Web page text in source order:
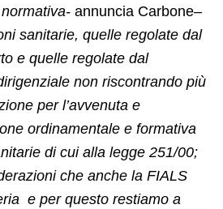
annuncia Carbone–
sanitarie, quelle regolate dal
e quelle regolate dal
non riscontrando più
per l’avvenuta e
ordinamentale e formativa
di cui alla legge 251/00;
che anche la FIALS
e per questo restiamo a